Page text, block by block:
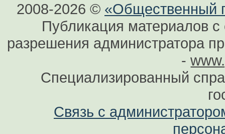
2008-2026 © «Общественный
Публикация материалов
разрешения администратора
-
Специализированный
Связь с